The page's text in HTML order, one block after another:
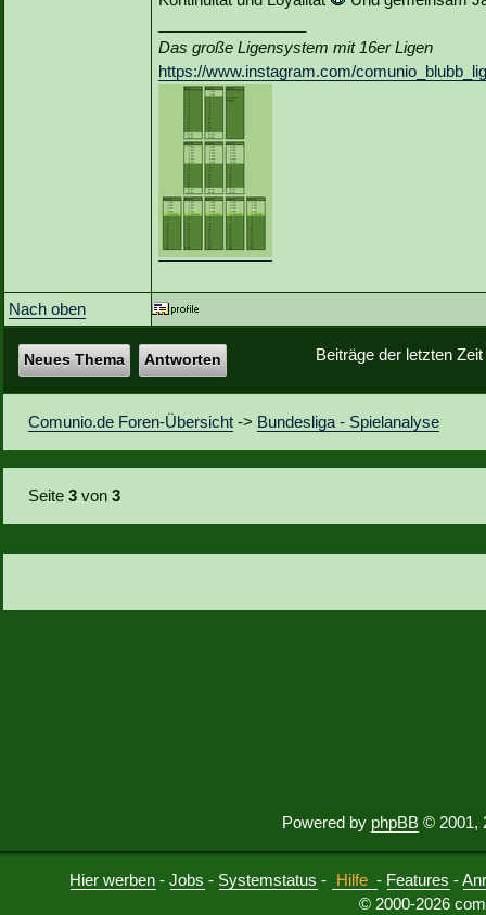
Das große Ligensystem mit 16er Ligen
https://www.instagram.com/
Nach oben
Beiträge der letzten
Neues Thema Antworten
Comunio.de Foren-Übersicht -> Bundesliga - Spielanalyse
Seite3 von3
Powered by phpBB © 2001,
Hier werben -Jobs - Systemstatus - Hilfe - Features -
© 2000-2026